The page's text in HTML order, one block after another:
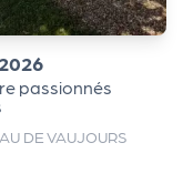
passionnés
DE VAUJOURS